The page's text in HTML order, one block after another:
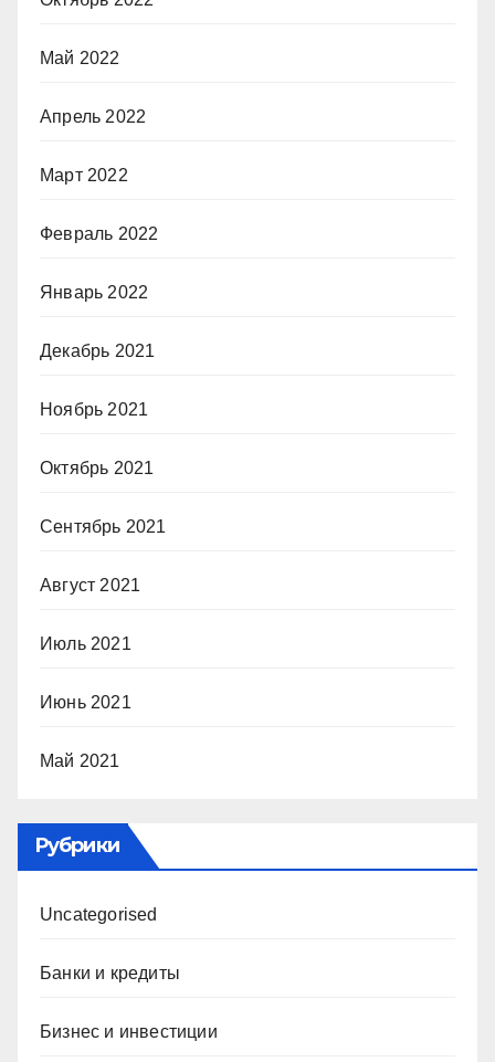
Май 2022
Апрель 2022
Март 2022
Февраль 2022
Январь 2022
Декабрь 2021
Ноябрь 2021
Октябрь 2021
Сентябрь 2021
Август 2021
Июль 2021
Июнь 2021
Май 2021
Рубрики
Uncategorised
Банки и кредиты
Бизнес и инвестиции